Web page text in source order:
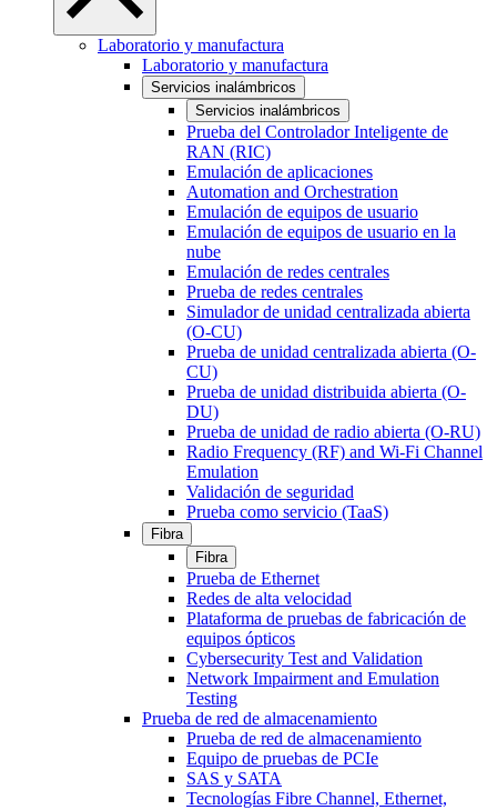
Laboratorio y manufactura
Laboratorio y manufactura
Servicios inalámbricos
Servicios inalámbricos
Prueba del Controlador Inteligente de
RAN (RIC)
Emulación de aplicaciones
Automation and Orchestration
Emulación de equipos de usuario
Emulación de equipos de usuario en la
nube
Emulación de redes centrales
Prueba de redes centrales
Simulador de unidad centralizada abierta
(O-CU)
Prueba de unidad centralizada abierta (O-
CU)
Prueba de unidad distribuida abierta (O-
DU)
Prueba de unidad de radio abierta (O-RU)
Radio Frequency (RF) and Wi-Fi Channel
Emulation
Validación de seguridad
Prueba como servicio (TaaS)
Fibra
Fibra
Prueba de Ethernet
Redes de alta velocidad
Plataforma de pruebas de fabricación de
equipos ópticos
Cybersecurity Test and Validation
Network Impairment and Emulation
Testing
Prueba de red de almacenamiento
Prueba de red de almacenamiento
Equipo de pruebas de PCIe
SAS y SATA
Tecnologías Fibre Channel, Ethernet,